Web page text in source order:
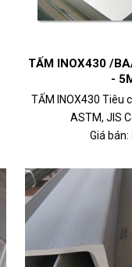
TẤM INOX430 /
-
TẤM INOX430 Tiêu
ASTM, JIS
Giá bán: